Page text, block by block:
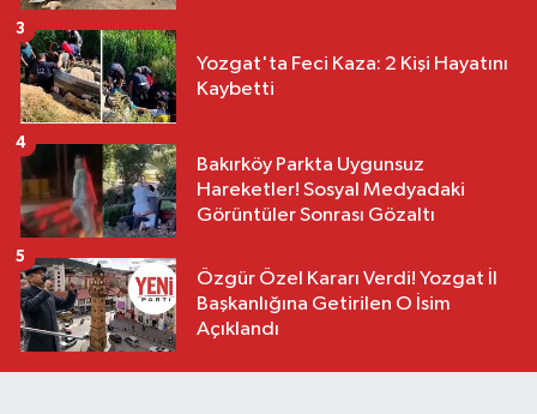
Yozgat'ta Feci Kaza: 2 Kişi Hayatını
Kaybetti
3
Bakırköy Parkta Uygunsuz
Hareketler! Sosyal Medyadaki
Görüntüler Sonrası Gözaltı
4
Özgür Özel Kararı Verdi! Yozgat İl
Başkanlığına Getirilen O İsim
Açıklandı
5